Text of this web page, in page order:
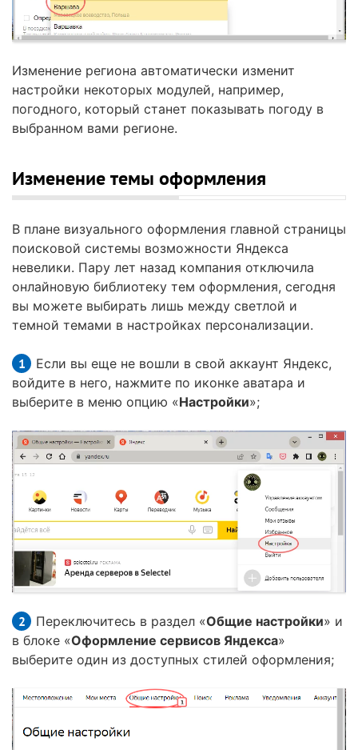
Изменение региона автоматически изменит
настройки некоторых модулей, например,
погодного, который станет показывать погоду в
выбранном вами регионе.
Изменение темы оформления
В плане визуального оформления главной страницы
поисковой системы возможности Яндекса
невелики. Пару лет назад компания отключила
онлайновую библиотеку тем оформления, сегодня
вы можете выбирать лишь между светлой и
темной темами в настройках персонализации.
Если вы еще не вошли в свой аккаунт Яндекс,
войдите в него, нажмите по иконке аватара и
выберите в меню опцию «Настройки»;
Переключитесь в раздел «Общие настройки» и
в блоке «Оформление сервисов Яндекса»
выберите один из доступных стилей оформления;